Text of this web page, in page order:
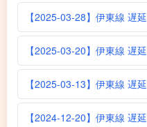
【2025-03-28】伊東線 遅延
【2025-03-20】伊東線 遅延
【2025-03-13】伊東線 遅延
【2024-12-20】伊東線 遅延